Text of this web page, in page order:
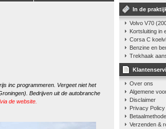
inc programmeren. Vergeet niet het
Bedrijven uit de autobranche
de website.
In de
Volvo V70
Kortsluiting in
Corsa C
Benzine en
Trekhaak
Over ons
Algemene
Disclaimer
Privacy Policy
Verzenden &